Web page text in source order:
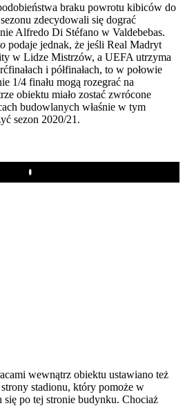
braku powrotu kibiców do
zdecydowali się dograć
Alfredo Di Stéfano w Valdebebas.
podaje jednak, że jeśli Real Madryt
w Lidze Mistrzów, a UEFA utrzyma
i półfinałach, to w połowie
1/4 finału mogą rozegrać na
obiektu miało zostać zwrócone
budowlanych właśnie w tym
sezon 2020/21.
Play
wewnątrz obiektu ustawiano też
stadionu, który pomoże w
po tej stronie budynku. Chociaż